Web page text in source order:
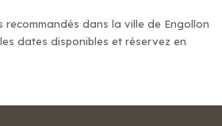
recommandés dans la ville de Engollon
dates disponibles et réservez en